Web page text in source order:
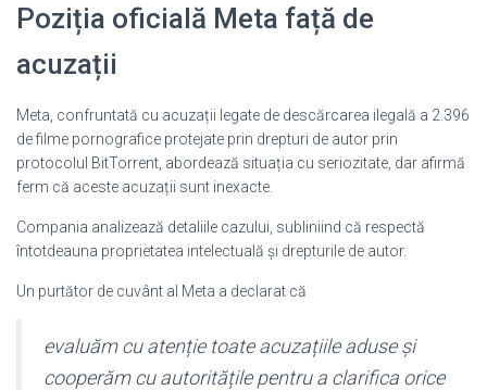
Poziția oficială Meta față de
acuzații
Meta, confruntată cu acuzații legate de descărcarea ilegală a 2.396
de filme pornografice protejate prin drepturi de autor prin
protocolul BitTorrent, abordează situația cu seriozitate, dar afirmă
ferm că aceste acuzații sunt inexacte.
Compania analizează detaliile cazului, subliniind că respectă
întotdeauna proprietatea intelectuală și drepturile de autor.
Un purtător de cuvânt al Meta a declarat că
evaluăm cu atenție toate acuzațiile aduse și
cooperăm cu autoritățile pentru a clarifica orice